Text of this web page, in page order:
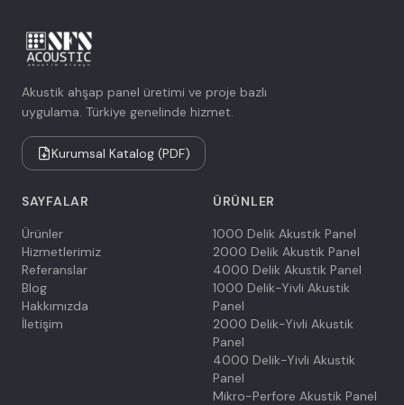
Akustik ahşap panel üretimi ve proje bazlı
uygulama. Türkiye genelinde hizmet.
Kurumsal Katalog (PDF)
SAYFALAR
Ürünler
Hizmetlerimiz
Referanslar
Blog
Hakkımızda
İletişim
ÜRÜNLER
1000 Delik Akustik Panel
2000 Delik Akustik Panel
4000 Delik Akustik Panel
1000 Delik-Yivli Akustik
Panel
2000 Delik-Yivli Akustik
Panel
4000 Delik-Yivli Akustik
Panel
Mikro-Perfore Akustik Panel